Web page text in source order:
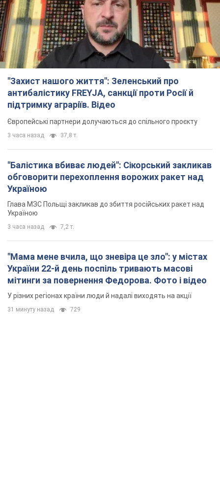
"Захист нашого життя": Зеленський про
антибалістику FREYJA, санкції проти Росії й
підтримку аграріїв. Відео
Європейські партнери долучаються до спільного проєкту
3 часа назад 37,8 т.
"Балістика вбиває людей": Сікорський закликав
обговорити перехоплення ворожих ракет над
Україною
Глава МЗС Польщі закликав до збиття російських ракет над
Україною
3 часа назад 7,2 т.
"Мама мене вчила, що зневіра це зло": у містах
України 22-й день поспіль тривають масові
мітинги за повернення Федорова. Фото і відео
У різних регіонах країни люди й надалі виходять на акції
31 минуту назад 729